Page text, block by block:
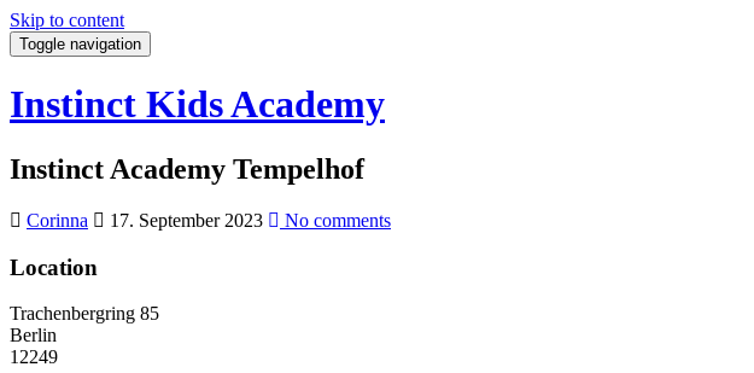
Skip to content
Toggle navigation
Instinct Kids Academy
Instinct Academy Tempelhof
Corinna 17. September 2023 No comments
Location
Trachenbergring 85
Berlin
12249